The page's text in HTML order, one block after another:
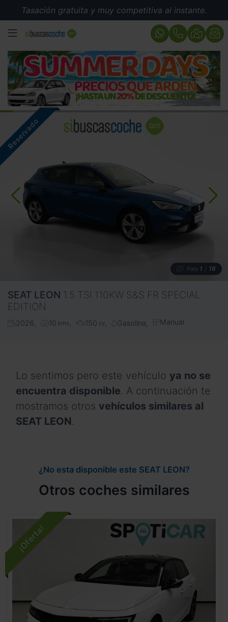
Tasación gratuita y muy competitiva al instante.
MENÚ
Foto 1 / 18
SEAT LEON 1.5 TSI 110KW S&S FR SPECIAL
EDITION
2026 10 kms 150 cv Gasolina Manual
Lo sentimos pero este vehículo ya no se
encuentra disponible. A continuación te
mostramos otros vehículos similares al
SEAT LEON.
¿No esta disponible este SEAT LEON?
Otros coches similares